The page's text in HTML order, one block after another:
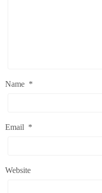
Name *
Email *
Website